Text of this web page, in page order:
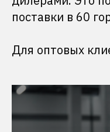
поставки в 60
Для оптовых